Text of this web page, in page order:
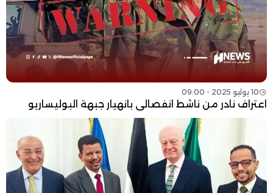
10 يوليو 2025 - 09:00
اعتراف نادر من ناشط انفصالي بانهيار جبهة البوليساريو